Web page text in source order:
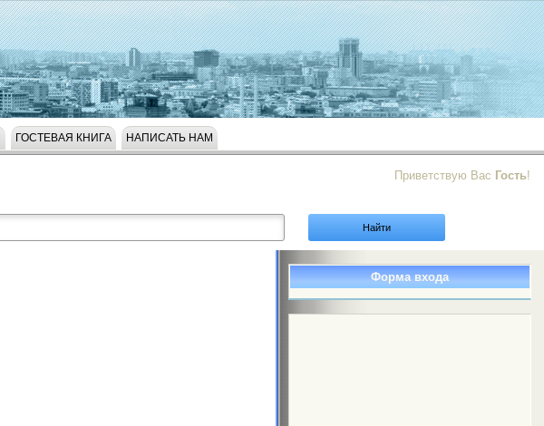
ГОСТЕВАЯ КНИГА НАПИСАТЬ НАМ
Приветствую Вас Гость!
Форма входа